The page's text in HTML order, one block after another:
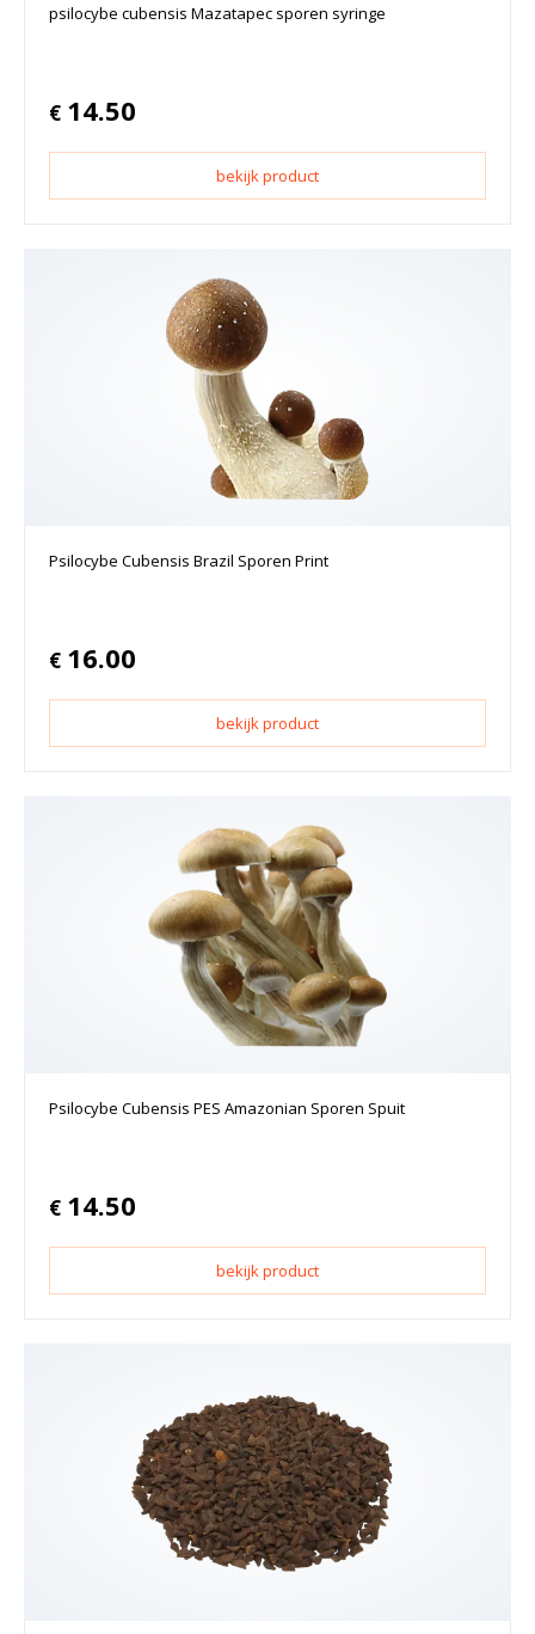
psilocybe cubensis Mazatapec sporen syringe
€ 14.50
bekijk product
Psilocybe Cubensis Brazil Sporen Print
€ 16.00
bekijk product
Psilocybe Cubensis PES Amazonian Sporen Spuit
€ 14.50
bekijk product